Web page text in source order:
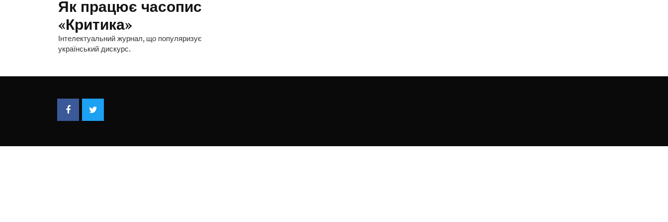
Як працює часопис
«Критика»
Інтелектуальний журнал, що популяризує
український дискурс.